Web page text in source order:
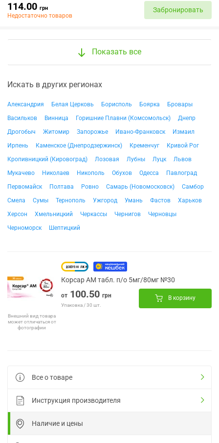
114.00 грн
Недостаточно товаров
Забронировать
Показать все
Искать в других регионах
Александрия Белая Церковь Борисполь Боярка
Бровары
Васильков
Винница Горишние Плавни (Комсомольск)
Днепр
Дрогобыч
Житомир Запорожье Ивано-Франковск
Измаил
Ирпень
Каменское (Днепродзержинск) Кременчуг
Кривой Рог
Кропивницкий (Кировоград)
Лозовая Лубны Луцк
Львов
Мукачево
Николаев Никополь Обухов Одесса
Павлоград
Первомайск
Полтава Ровно Самарь (Новомосковск)
Самбор
Смела
Сумы Тернополь Ужгород Умань Фастов
Харьков
Херсон
Хмельницкий Черкассы Чернигов
Черновцы
Черноморск
Шептицкий
Внешний вид товара
может отличаться от
фотографии
Корсар АМ табл. п/о 5мг/80мг №30
от 100.50 грн
Упаковка / 30 шт.
В корзину
Все о товаре
Инструкция производителя
Наличие и цены